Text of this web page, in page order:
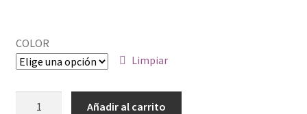
COLOR
Limpiar
Añadir al carrito